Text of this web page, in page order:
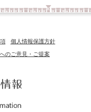
個人情報保護方針
のご意見・ご提案